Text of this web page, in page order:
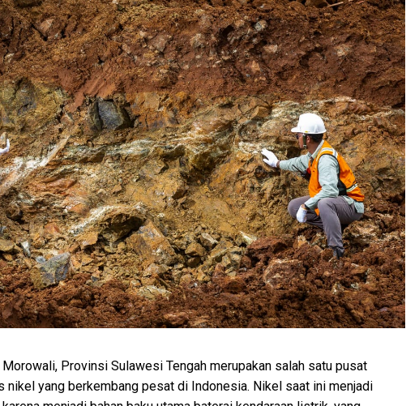
Provinsi Sulawesi Tengah merupakan salah satu pusat
yang berkembang pesat di Indonesia. Nikel saat ini menjadi